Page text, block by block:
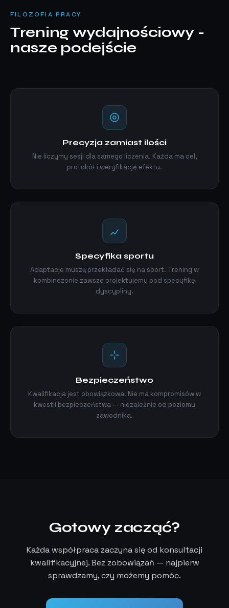
FILOZOFIA PRACY
Trening wydajnościowy -
nasze podejście
Precyzja zamiast ilości
Nie liczymy sesji dla samego liczenia. Każda ma cel,
protokół i weryfikację efektu.
Specyfika sportu
Adaptacje muszą przekładać się na sport. Trening w
kombinezonie zawsze projektujemy pod specyfikę
dyscypliny.
Bezpieczeństwo
Kwalifikacja jest obowiązkowa. Nie ma kompromisów w
kwestii bezpieczeństwa — niezależnie od poziomu
zawodnika.
Gotowy zacząć?
Każda współpraca zaczyna się od konsultacji
kwalifikacyjnej. Bez zobowiązań — najpierw
sprawdzamy, czy możemy pomóc.